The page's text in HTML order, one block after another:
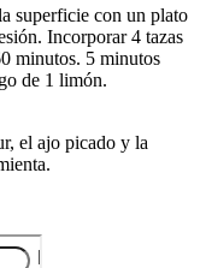
superficie con un plato
Incorporar 4 tazas
minutos. 5 minutos
de 1 limón.
el ajo picado y la